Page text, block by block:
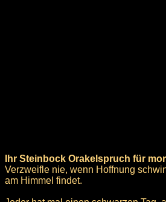
Ihr Steinbock Orakelspruch für
Verzweifle nie, wenn Hoffnung
am Himmel findet.